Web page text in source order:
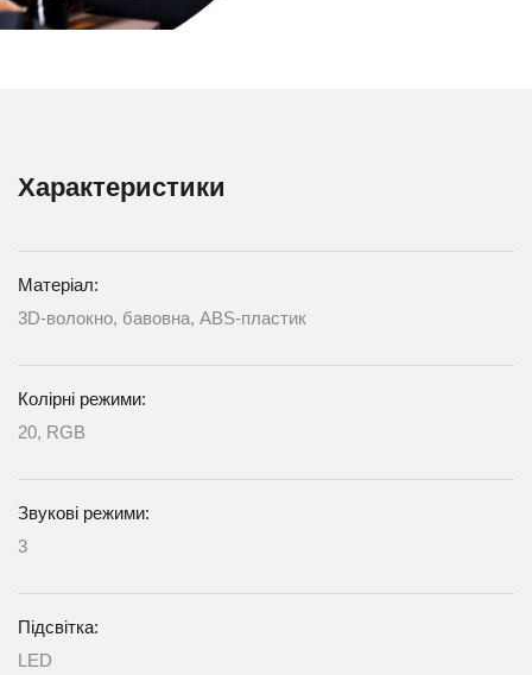
Характеристики
Матеріал:
3D-волокно, бавовна, ABS-пластик
Колірні режими:
20, RGB
Звукові режими:
3
Підсвітка:
LED